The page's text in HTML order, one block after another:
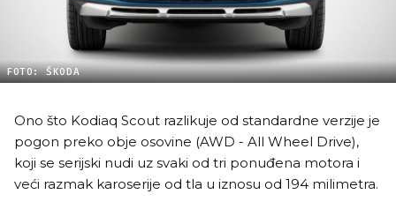
FOTO: ŠKODA
Ono što Kodiaq Scout razlikuje od standardne verzije je
pogon preko obje osovine (AWD - All Wheel Drive),
koji se serijski nudi uz svaki od tri ponuđena motora i
veći razmak karoserije od tla u iznosu od 194 milimetra.